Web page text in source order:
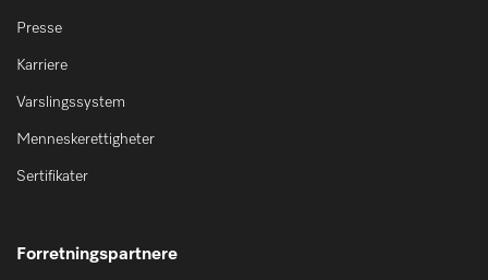
Presse
Karriere
Varslingssystem
Menneskerettigheter
Sertifikater
Forretningspartnere